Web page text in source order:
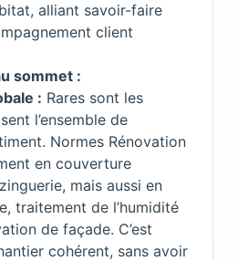
alliant savoir-faire
client
sommet :
: Rares sont les
l’ensemble de
Normes Rénovation
en couverture
mais aussi en
traitement de l’humidité
de façade. C’est
cohérent, sans avoir